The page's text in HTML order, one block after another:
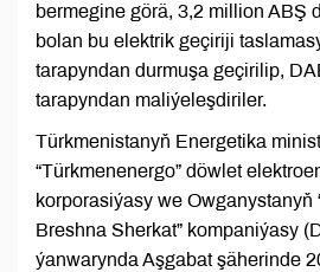
bermegine görä, 3,2 million ABŞ
bolan bu elektrik geçiriji
tarapyndan durmuşa geçirilip,
tarapyndan maliýeleşdiriler.
Türkmenistanyň Energetika
“Türkmenenergo” döwlet
korporasiýasy we Owganystanyň
Breshna Sherkat” kompaniýasy
ýanwarynda Aşgabat şäherinde